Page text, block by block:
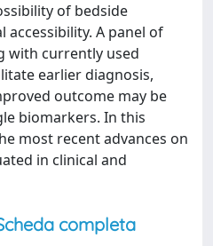
of bedside
A panel of
with currently used
earlier diagnosis,
outcome may be
biomarkers. In this
most recent advances on
in clinical and
completa